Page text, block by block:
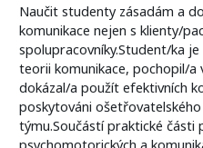
Naučit studenty zásadám a
komunikace nejen s klienty/
spolupracovníky.Student/ka
teorii komunikace, pochopil/a
dokázal/a použít efektivních
poskytováni
týmu.Součástí praktické části
psychomotorických a